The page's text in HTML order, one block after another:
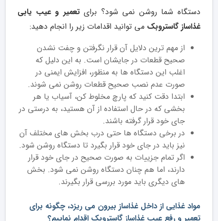
دستگاه شما روشن نمی شود؟ برایتعمیر و عیب یابی
غذاساز گاستروبک می توانید اقدامات زیر را انجام دهید:
از مهم‌ ترین دلایل آن قرار نگرفتن و چفت نشدن
صحیح قطعات در جایشان است. به این دلیل که
اغلب این دستگاه‌ ها به منظور، افزایش ایمنی در
صورت عدم نصب صحیح قطعات روشن نمی ‌شوند.
ابتدا دقت کنید که پارچ مخلوط ‌کن، آسیاب یا هر
بخشی که در حال استفاده از آن هستید، به درستی در
جای خود قرار گرفته باشند.
در برخی دستگاه‌ ها حتی درب بخش‌ های مختلف آن
نیز باید در جای خود قرار بگیرد تا دستگاه روشن شود.
اگر تمام جزییات به صورت صحیح در جای خود قرار
دارند، اما هم چنان دستگاه روشن نمی ‌شود. بخش
‌های دیگری باید مورد بررسی قرار بگیرند.
مواد غذایی از داخل غذاساز بیرون می ریزد، چگونه برای
تعمیر و رفع عیب غذاساز گاستروبک اقدام نماییم؟